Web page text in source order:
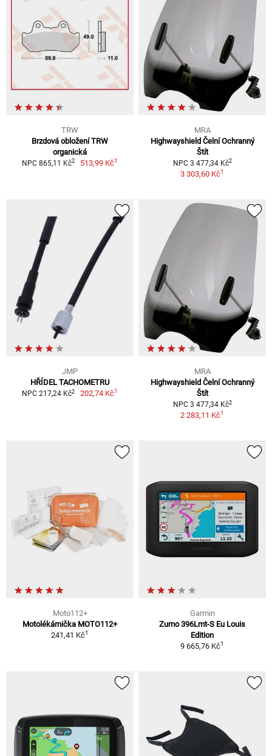
TRW
Brzdová obložení TRW
organická
NPC 865,11 Kč2 513,99 Kč1
MRA
Highwayshield Čelní Ochranný
Štít
NPC 3 477,34 Kč2
3 303,60 Kč1
JMP
HŘÍDEL TACHOMETRU
NPC 217,24 Kč2 202,74 Kč1
MRA
Highwayshield Čelní Ochranný
Štít
NPC 3 477,34 Kč2
2 283,11 Kč1
Moto112+
Motolékárnička MOTO112+
241,41 Kč1
Garmin
Zumo 396Lmt-S Eu Louis
Edition
9 665,76 Kč1